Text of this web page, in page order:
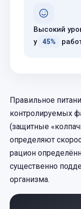
Высокий
у
45%
Правильное
контролируемых
(защитные
определяют
рацион
существенно
организма.